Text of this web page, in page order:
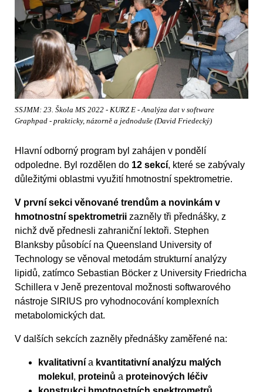
SSJMM: 23. Škola MS 2022 - KURZ E - Analýza dat v software
Graphpad - prakticky, názorně a jednoduše (David Friedecký)
Hlavní odborný program byl zahájen v pondělí
odpoledne. Byl rozdělen do 12 sekcí, které se zabývaly
důležitými oblastmi využití hmotnostní spektrometrie.
V první sekci věnované trendům a novinkám v
hmotnostní spektrometrii zazněly tři přednášky, z
nichž dvě přednesli zahraniční lektoři. Stephen
Blanksby působící na Queensland University of
Technology se věnoval metodám strukturní analýzy
lipidů, zatímco Sebastian Böcker z University Friedricha
Schillera v Jeně prezentoval možnosti softwarového
nástroje SIRIUS pro vyhodnocování komplexních
metabolomických dat.
V dalších sekcích zazněly přednášky zaměřené na:
kvalitativní a kvantitativní analýzu malých
molekul , proteinů a proteinových léčiv